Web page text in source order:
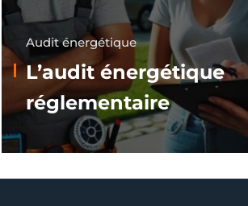
Audit énergétique
L’audit énergétique
réglementaire